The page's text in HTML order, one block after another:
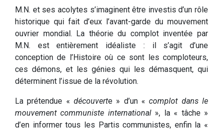
M.N. et ses acolytes s’imaginent être investis d’un rôle
historique qui fait d’eux l’avant-garde du mouvement
ouvrier mondial. La théorie du complot inventée par
M.N. est entièrement idéaliste : il s’agit d’une
conception de l’Histoire où ce sont les comploteurs,
ces démons, et les génies qui les démasquent, qui
déterminent l’issue de la révolution.
La prétendue « découverte » d’un «complot dans le
mouvement communiste international», la « tâche »
d’en informer tous les Partis communistes, enfin la «